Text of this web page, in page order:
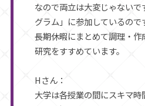
なので両立は大変じゃないで
グラム」に参加しているの
長期休暇にまとめて調理・作
研究をすすめています。
Hさん：
大学は各授業の間にスキマ